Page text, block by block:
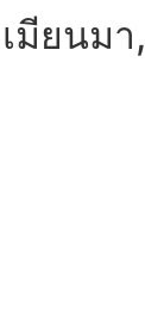
มียนมา,